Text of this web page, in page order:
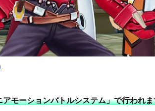
モーションバトルシステム」で行われ